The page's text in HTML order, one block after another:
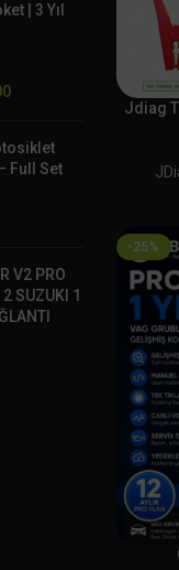
| 3 Yıl
Full Set
V2 PRO
SUZUKI 1
Jdiag
-25%